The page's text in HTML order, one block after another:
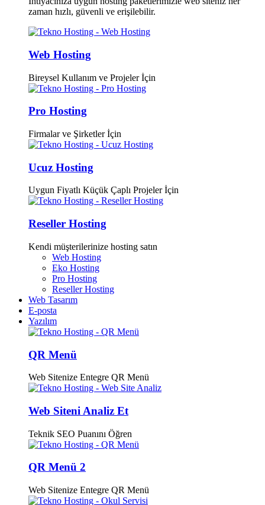
zaman hızlı, güvenli ve erişilebilir.
Web Hosting
Bireysel Kullanım ve Projeler İçin
Pro Hosting
Firmalar ve Şirketler İçin
Ucuz Hosting
Uygun Fiyatlı Küçük Çaplı Projeler İçin
Reseller Hosting
Kendi müşterilerinize hosting satın
Web Hosting
Eko Hosting
Pro Hosting
Reseller Hosting
Web Tasarım
E-posta
Yazılım
QR Menü
Web Sitenize Entegre QR Menü
Web Siteni Analiz Et
Teknik SEO Puanını Öğren
QR Menü 2
Web Sitenize Entegre QR Menü